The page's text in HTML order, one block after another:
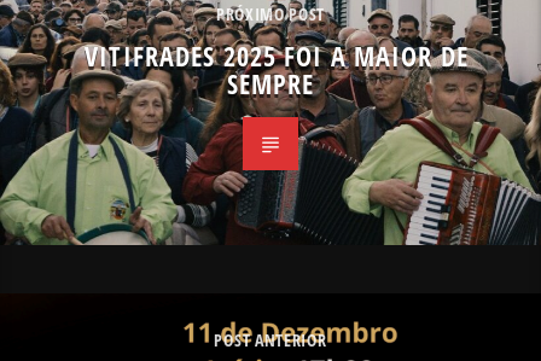
PRÓXIMO POST
VITIFRADES 2025 FOI A MAIOR DE
SEMPRE
POST ANTERIOR